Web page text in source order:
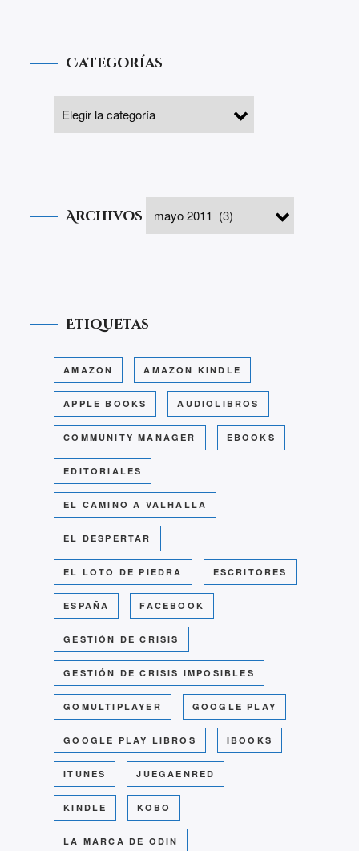
Categorías
Archivos
Etiquetas
AMAZON AMAZON KINDLE
APPLE BOOKS AUDIOLIBROS
COMMUNITY MANAGER EBOOKS
EDITORIALES
EL CAMINO A VALHALLA
EL DESPERTAR
EL LOTO DE PIEDRA ESCRITORES
ESPAÑA FACEBOOK
GESTIÓN DE CRISIS
GESTIÓN DE CRISIS IMPOSIBLES
GOMULTIPLAYER GOOGLE PLAY
GOOGLE PLAY LIBROS IBOOKS
ITUNES JUEGAENRED
KINDLE KOBO
LA MARCA DE ODIN